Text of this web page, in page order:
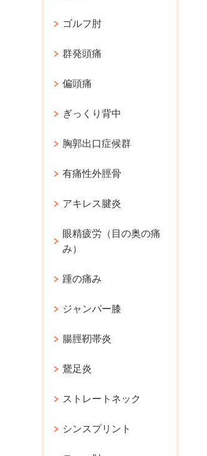
ゴルフ肘
群発頭痛
偏頭痛
ぎっくり背中
胸郭出口症候群
有痛性外脛骨
アキレス腱炎
眼精疲労（目の奥の痛
み）
踵の痛み
ジャンパー膝
腸脛靭帯炎
鵞足炎
ストレートネック
シンスプリント